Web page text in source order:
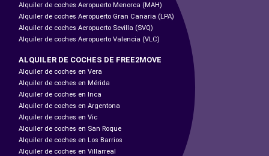
Alquiler de coches Aeropuerto Menorca (MAH)
Alquiler de coches Aeropuerto Gran Canaria (LPA)
Alquiler de coches Aeropuerto Sevilla (SVQ)
Alquiler de coches Aeropuerto Valencia (VLC)
ALQUILER DE COCHES DE FREE2MOVE
Alquiler de coches en Vera
Alquiler de coches en Mérida
Alquiler de coches en Inca
Alquiler de coches en Argentona
Alquiler de coches en Vic
Alquiler de coches en San Roque
Alquiler de coches en Los Barrios
Alquiler de coches en Villarreal